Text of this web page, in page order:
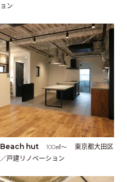
ョン
Beach hut 100㎡〜
東京都大田区
／戸建リノベーション